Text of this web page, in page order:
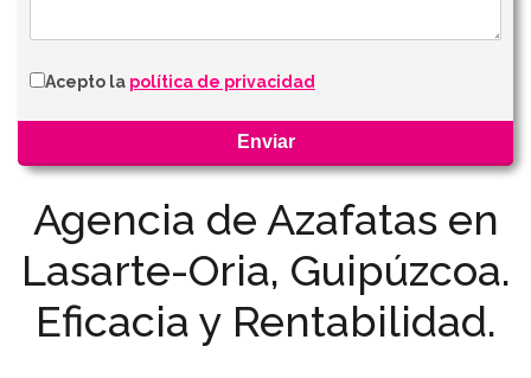
Agencia de Azafatas en
Lasarte-Oria, Guipúzcoa.
Eficacia y Rentabilidad.
Acepto la política de privacidad